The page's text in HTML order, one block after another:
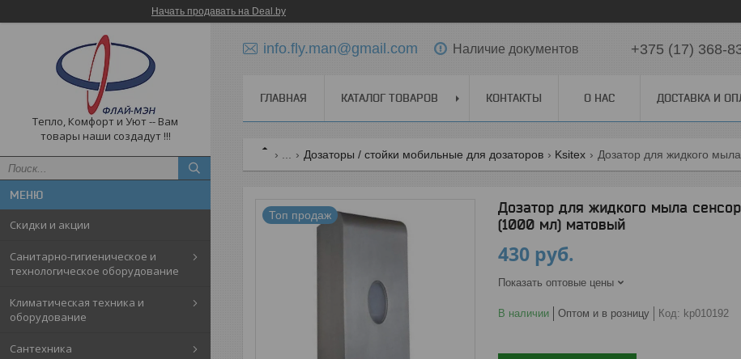
Начать продавать на Deal.by
Тепло, Комфорт и Уют -- Вам
товары наши создадут !!!
Скидки и акции
Санитарно-гигиеническое и
технологическое оборудование
Климатическая техника и
оборудование
Cантехника
info.fly.man@gmail.com Наличие документов +375 (17) 368-
ГЛАВНАЯ КАТАЛОГ ТОВАРОВ КОНТАКТЫ О НАС ДОСТАВКА И
Дозаторы / стойки мобильные для дозаторов Ksitex
Топ продаж
Дозатор для жидкого мыла
(1000 мл) матовый
430 руб.
Показать оптовые цены
В наличии Оптом и в розницу Код: kp010192